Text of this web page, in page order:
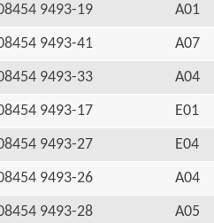
9493-19
A01
9493-41
A07
9493-33
A04
9493-17
E01
9493-27
E04
9493-26
A04
9493-28
A05